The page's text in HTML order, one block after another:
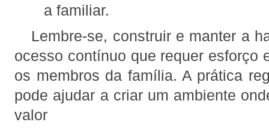
a familiar.
Lembre-se, construir e manter a
ocesso contínuo que requer esforço
os membros da família. A prática
pode ajudar a criar um ambiente
valor